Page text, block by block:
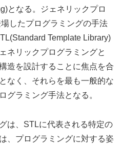
となる。ジェネリックプロ
したプログラミングの手法
Template Library)
ネリックプログラミングと
造を設計することに焦点を合
なく、それらを最も一般的な
グラミング手法となる。
は、STLに代表される特定の
、プログラミングに対する姿